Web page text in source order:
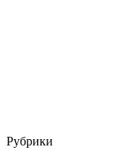
Рубрики